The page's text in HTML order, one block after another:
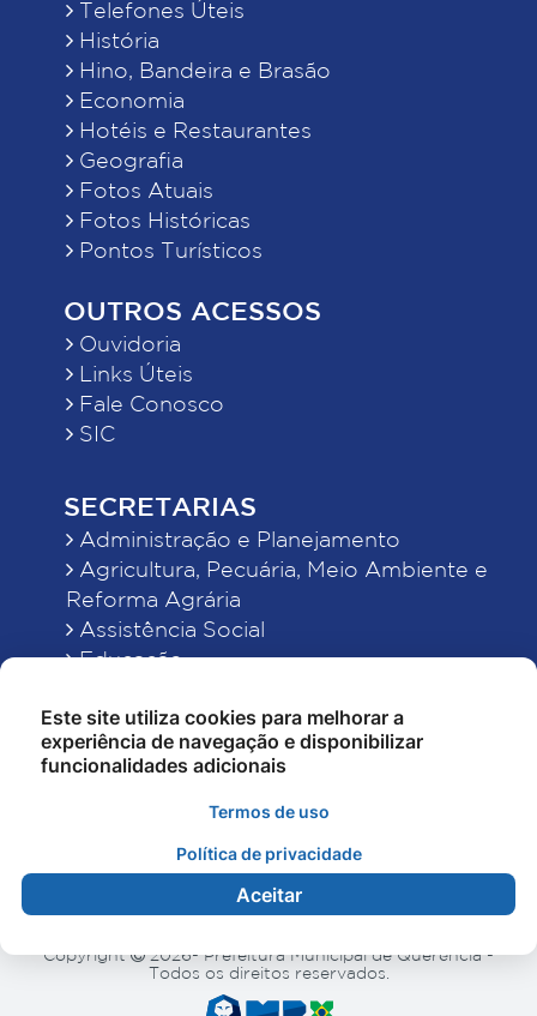
Telefones Úteis
História
Hino, Bandeira e Brasão
Economia
Hotéis e Restaurantes
Geografia
Fotos Atuais
Fotos Históricas
Pontos Turísticos
OUTROS ACESSOS
Ouvidoria
Links Úteis
Fale Conosco
SIC
SECRETARIAS
Administração e Planejamento
Agricultura, Pecuária, Meio Ambiente e
Reforma Agrária
Assistência Social
Educação
Finanças
Indústria, Comércio, Turismo, Ciência e
Tecnologia
Obras Públicas, Estradas e Rodagens
Saúde
Copyright
2026- Prefeitura Municipal de Querência -
Todos os direitos reservados.
Este site utiliza cookies para melhorar a
experiência de navegação e disponibilizar
funcionalidades adicionais
Termos de uso
Política de privacidade
Aceitar